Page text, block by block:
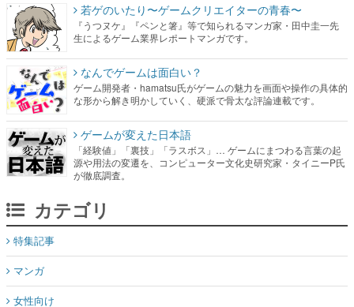
若ゲのいたり〜ゲームクリエイターの青春〜
『うつヌケ』『ペンと箸』等で知られるマンガ家・田中圭一先
生によるゲーム業界レポートマンガです。
なんでゲームは面白い？
ゲーム開発者・hamatsu氏がゲームの魅力を画面や操作の具体的
な形から解き明かしていく、硬派で骨太な評論連載です。
ゲームが変えた日本語
「経験値」「裏技」「ラスボス」… ゲームにまつわる言葉の起
源や用法の変遷を、コンピューター文化史研究家・タイニーP氏
が徹底調査。
カテゴリ
特集記事
マンガ
女性向け